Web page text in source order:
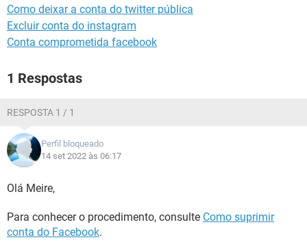
Como deixar a conta do twitter pública
Excluir conta do instagram
Conta comprometida facebook
1 Respostas
RESPOSTA 1 / 1
Perfil bloqueado
14 set 2022 às 06:17
Olá Meire,
Para conhecer o procedimento, consulte Como suprimir
conta do Facebook.